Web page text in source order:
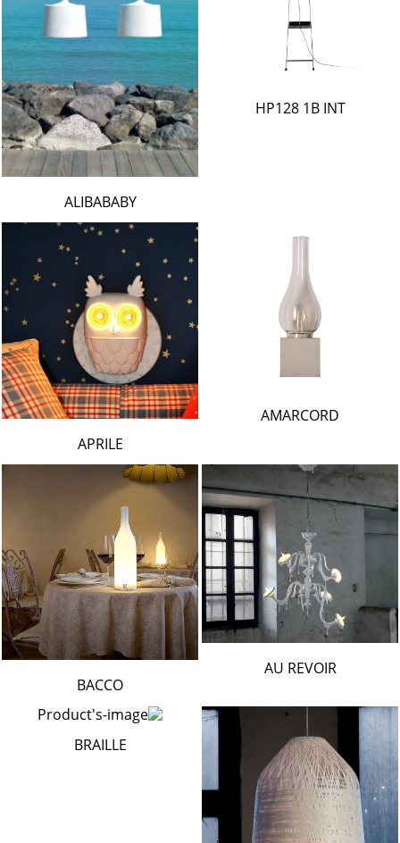
HP128 1B INT
ALIBABABY
AMARCORD
APRILE
AU REVOIR
BACCO
BRAILLE